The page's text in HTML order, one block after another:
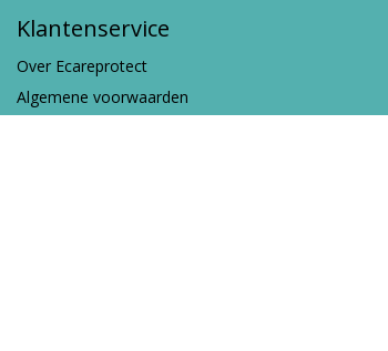
Klantenservice
Over Ecareprotect
Algemene voorwaarden